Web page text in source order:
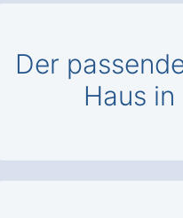
Der
Haus